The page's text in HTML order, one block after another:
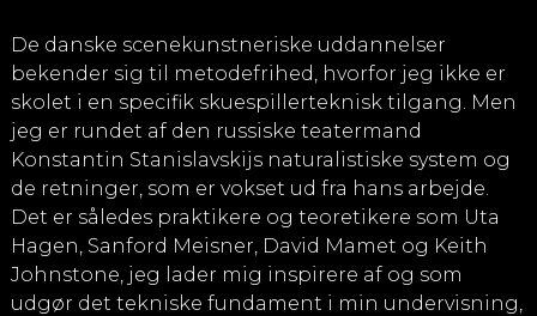
De danske scenekunstneriske uddannelser
bekender sig til metodefrihed, hvorfor jeg ikke er
skolet i en specifik skuespillerteknisk tilgang. Men
jeg er rundet af den russiske teatermand
Konstantin Stanislavskijs naturalistiske system og
de retninger, som er vokset ud fra hans arbejde.
Det er således praktikere og teoretikere som Uta
Hagen, Sanford Meisner, David Mamet og Keith
Johnstone, jeg lader mig inspirere af og som
udgør det tekniske fundament i min undervisning,